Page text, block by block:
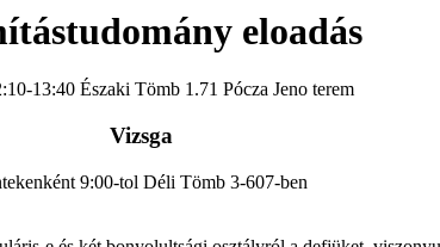
eloadás
13:40 Északi Tömb 1.71 Pócza Jeno terem
Vizsga
9:00-tol Déli Tömb 3-607-ben